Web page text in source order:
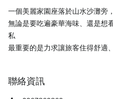
一個美麗家園座落於山水沙灘旁
無論是要吃遍豪華海味、還是想
私
聯絡資訊